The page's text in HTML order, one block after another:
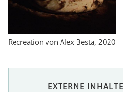
Recreation von Alex Besta, 2020
EXTERNE INHALTE